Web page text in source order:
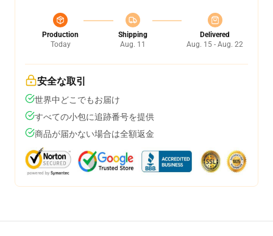
Production
Today
Shipping
Aug. 11
Delivered
Aug. 15 - Aug. 22
安全な取引
世界中どこでもお届け
すべての小包に追跡番号を提供
商品が届かない場合は全額返金